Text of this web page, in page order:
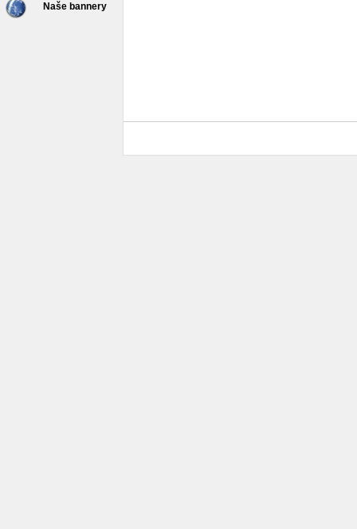
Naše bannery